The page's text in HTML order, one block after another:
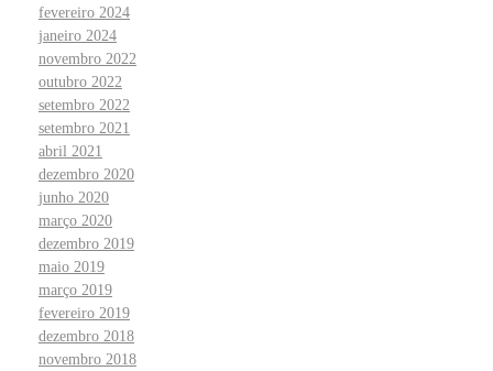
fevereiro 2024
janeiro 2024
novembro 2022
outubro 2022
setembro 2022
setembro 2021
abril 2021
dezembro 2020
junho 2020
março 2020
dezembro 2019
maio 2019
março 2019
fevereiro 2019
dezembro 2018
novembro 2018